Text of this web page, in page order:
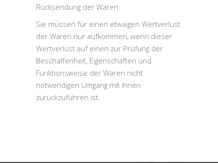
Rücksendung der Waren.
Sie müssen für einen etwaigen Wertverlust
der Waren nur aufkommen, wenn dieser
Wertverlust auf einen zur Prüfung der
Beschaffenheit, Eigenschaften und
Funktionsweise der Waren nicht
notwendigen Umgang mit ihnen
zurückzuführen ist.